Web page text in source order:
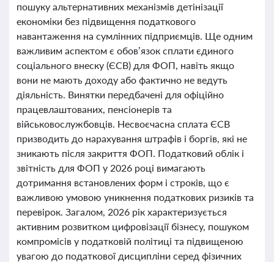
пошуку альтернативних механізмів детінізації
економіки без підвищення податкового
навантаження на сумлінних підприємців. Ще одним
важливим аспектом є обов’язок сплати єдиного
соціального внеску (ЄСВ) для ФОП, навіть якщо
вони не мають доходу або фактично не ведуть
діяльність. Винятки передбачені для офіційно
працевлаштованих, пенсіонерів та
військовослужбовців. Несвоєчасна сплата ЄСВ
призводить до нарахування штрафів і боргів, які не
зникають після закриття ФОП. Податковий облік і
звітність для ФОП у 2026 році вимагають
дотримання встановлених форм і строків, що є
важливою умовою уникнення податкових ризиків та
перевірок. Загалом, 2026 рік характеризується
активним розвитком цифровізації бізнесу, пошуком
компромісів у податковій політиці та підвищеною
увагою до податкової дисципліни серед фізичних